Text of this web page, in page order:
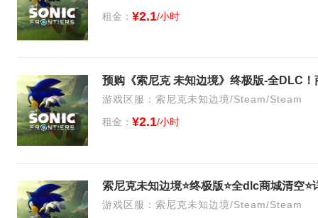
租金： ¥2.1/小时
预购《索尼克 未知边境》终极版-全DLC
游戏区服：索尼克未知边境/Steam/Steam
租金： ¥2.1/小时
索尼克未知边境⭐终极版⭐全dlc商城清空⭐
游戏区服：索尼克未知边境/Steam/Steam